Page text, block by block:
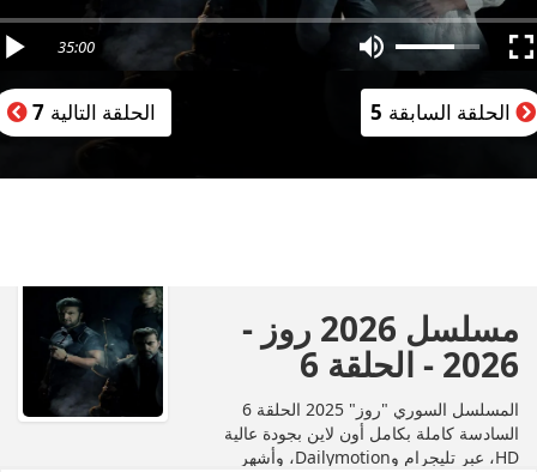
35:00
الحلقة السابقة 5 الحلقة التالية 7
مسلسل 2026 روز -
2026 - الحلقة 6
المسلسل السوري "روز" 2025 الحلقة 6
السادسة كاملة بكامل أون لاين بجودة عالية
HD، عبر تليجرام وDailymotion، وأشهر